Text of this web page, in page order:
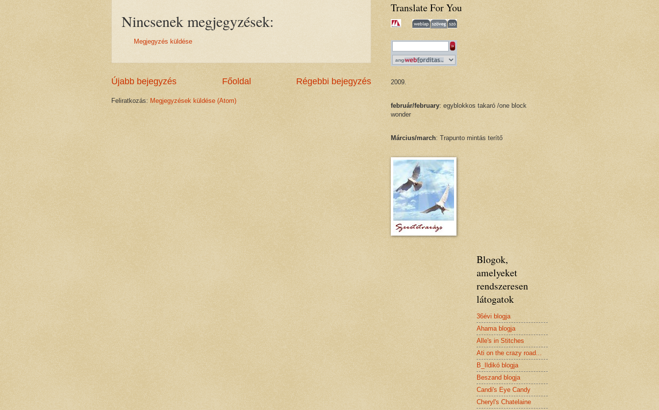
Nincsenek megjegyzések:
Megjegyzés küldése
Újabb bejegyzés Régebbi bejegyzés
Főoldal
Feliratkozás: Megjegyzések küldése (Atom)
Translate For You
2009.
február/february: egyblokkos takaró /one block
wonder
Március/march: Trapunto mintás terítő
Blogok,
amelyeket
rendszeresen
látogatok
36évi blogja
Ahama blogja
Alle's in Stitches
Ati on the crazy road...
B_Ildikó blogja
Beszand blogja
Candi's Eye Candy
Cheryl's Chatelaine